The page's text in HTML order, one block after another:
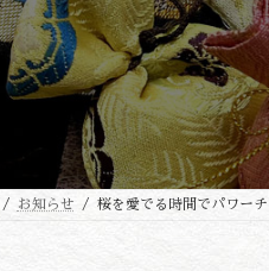
お知らせ 桜を愛でる時間でパワー